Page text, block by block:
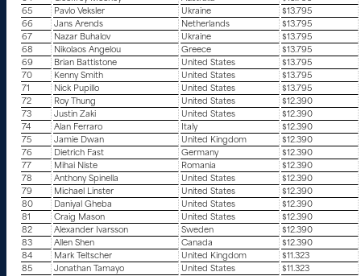
65
Pavlo Veksler Ukraine
$13.795
66
Jans Arends Netherlands
$13.795
67
Nazar Buhalov Ukraine
$13.795
68
Nikolaos Angelou Greece
$13.795
69
Brian Battistone United States
$13.795
70
Kenny Smith United States
$13.795
71
Nick Pupillo United States
$13.795
72
Roy Thung United States
$12.390
73
Justin Zaki United States
$12.390
74
Alan Ferraro Italy
$12.390
75
Jamie Dwan United Kingdom
$12.390
76
Dietrich Fast Germany
$12.390
77
Mihai Niste Romania
$12.390
78
Anthony Spinella United States
$12.390
79
Michael Linster United States
$12.390
80
Daniyal Gheba United States
$12.390
81
Craig Mason United States
$12.390
82
Alexander Ivarsson Sweden
$12.390
83
Allen Shen Canada
$12.390
84
Mark Teltscher United Kingdom
$11.323
85
Jonathan Tamayo United States
$11.323